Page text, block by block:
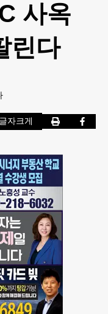
사옥
린다
글자크게